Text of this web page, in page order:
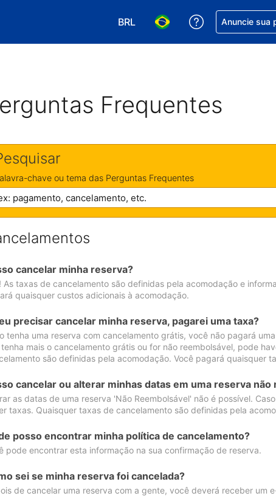
BRL
Escolha sua moeda. Atualmente,
Escolha seu idioma.
Receber
Anuncie sua
Frequentes
chave ou tema das Perguntas Frequentes
cancelar minha reserva?
As taxas de cancelamento são definidas pela acomodação e
quaisquer custos adicionais à acomodação.
precisar cancelar minha reserva, pagarei uma taxa?
tenha uma reserva com cancelamento grátis, você não pagará
tenha mais o cancelamento grátis ou for não reembolsável, pode
são definidas pela acomodação. Você pagará quaisquer
cancelar ou alterar minhas datas em uma reserva não
as datas de uma reserva 'Não Reembolsável' não é possível.
taxas. Quaisquer taxas de cancelamento são definidas pela
posso encontrar minha política de cancelamento?
pode encontrar esta informação na sua confirmação de reserva.
sei se minha reserva foi cancelada?
de cancelar uma reserva com a gente, você deverá receber um